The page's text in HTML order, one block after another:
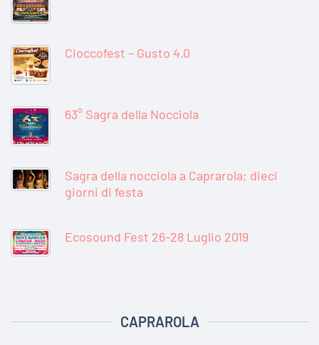
Cioccofest – Gusto 4.0
63° Sagra della Nocciola
Sagra della nocciola a Caprarola; dieci
giorni di festa
Ecosound Fest 26-28 Luglio 2019
CAPRAROLA